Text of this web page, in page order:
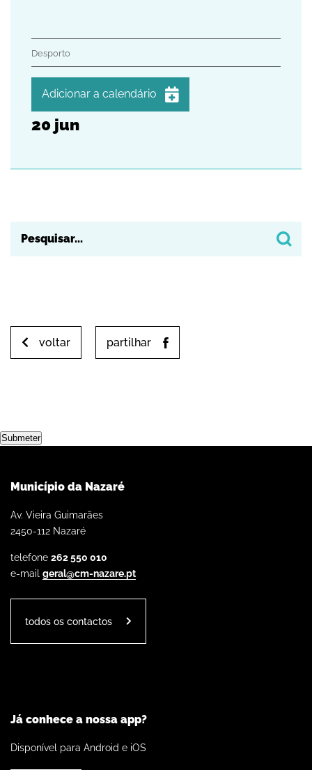
Desporto
Adicionar a calendário
iCalendar
Outlook
20 jun
voltar partilhar
Submeter
Município da Nazaré
Av. Vieira Guimarães
2450-112 Nazaré
telefone 262 550 010
e-mail geral@cm-nazare.pt
todos os contactos
Já conhece a nossa app?
Disponível para Android e iOS